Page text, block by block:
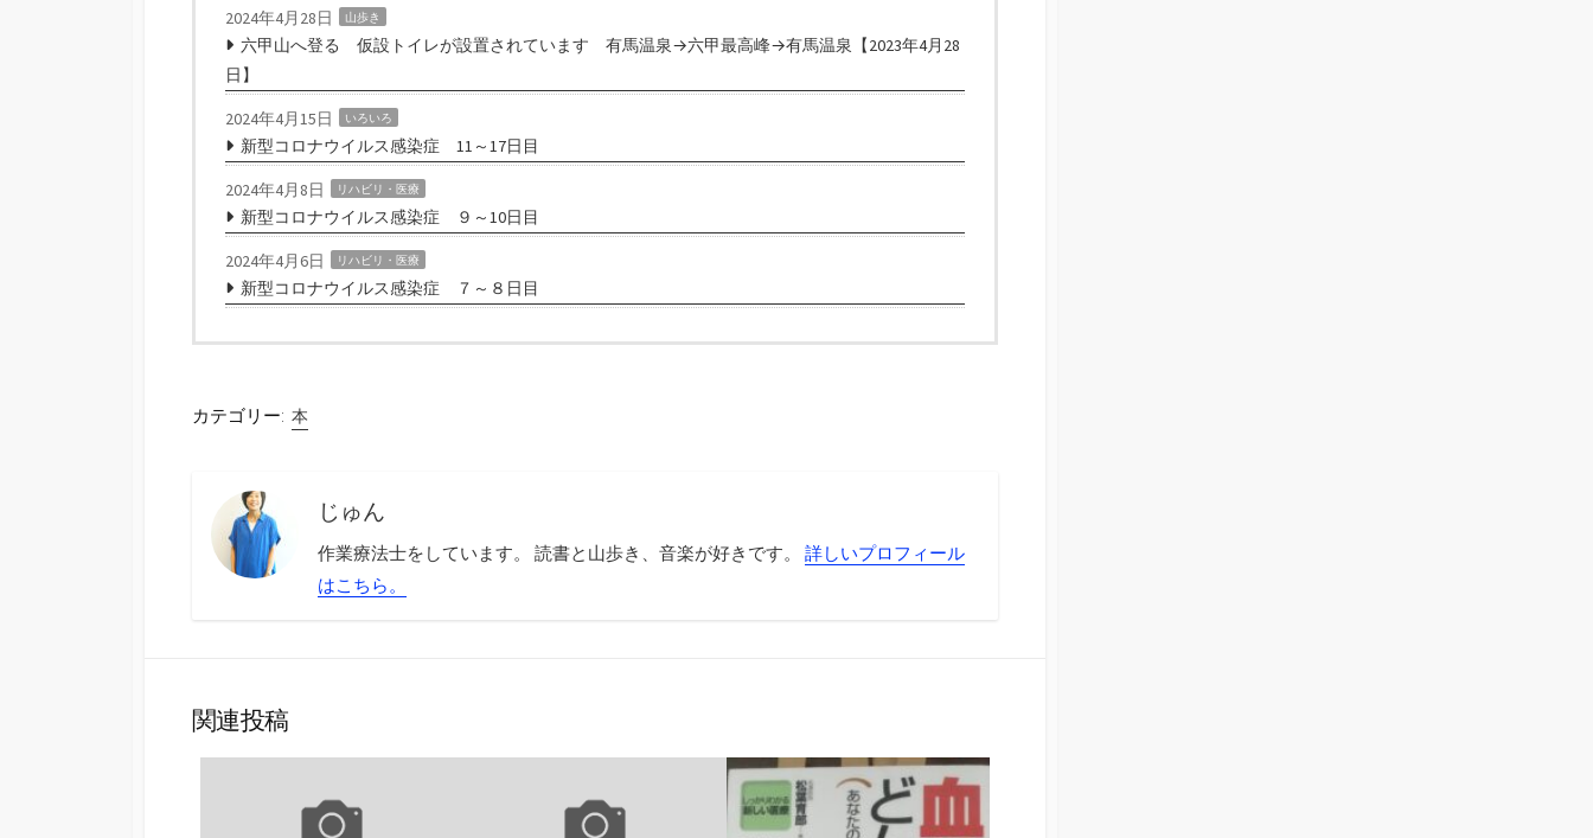
2024年4月28日 山歩き
六甲山へ登る 仮設トイレが設置されています 有馬温泉→六甲最高峰→有馬温泉【2023年4月28
日】
2024年4月15日 いろいろ
新型コロナウイルス感染症 11～17日目
2024年4月8日 リハビリ・医療
新型コロナウイルス感染症 ９～10日目
2024年4月6日 リハビリ・医療
新型コロナウイルス感染症 ７～８日目
カテゴリー: 本
じゅん
作業療法士をしています。 読書と山歩き、音楽が好きです。 詳しいプロフィール
はこちら。
関連投稿